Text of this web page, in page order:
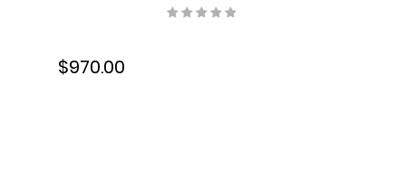
ppm/150 ipm, Resolución 600
$970.00